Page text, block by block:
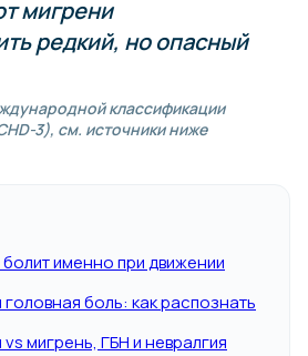
мигрени
редкий, но опасный
классификации
3), см. источники ниже
именно при движении
боль: как распознать
мигрень, ГБН и невралгия